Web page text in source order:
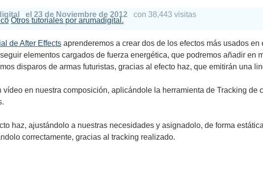
el 23 de Noviembre de 2012 con 38,443 visitas
Otros tutoriales por arumadigital.
de After Effects aprenderemos a crear dos de los efectos más usados
elementos cargados de fuerza energética, que podremos añadir en
disparos de armas futuristas, gracias al efecto haz, que emitirán una
vídeo en nuestra composición, aplicándole la herramienta de Tracking
haz, ajustándolo a nuestras necesidades y asignadolo, de forma
correctamente, gracias al tracking realizado.